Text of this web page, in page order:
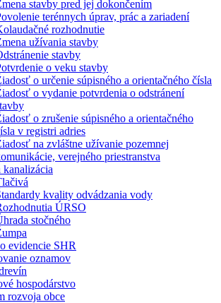
stavby pred jej dokončením
terénnych úprav, prác a zariadení
rozhodnutie
užívania stavby
stavby
o veku stavby
o určenie súpisného a orientačného čísla
o vydanie potvrdenia o odstránení
o zrušenie súpisného a orientačného
v registri adries
na zvláštne užívanie pozemnej
verejného priestranstva
kanalizácia
kvality odvádzania vody
ÚRSO
stočného
evidencie SHR
oznamov
hospodárstvo
rozvoja obce